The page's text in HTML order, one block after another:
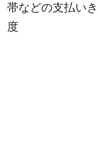
帯などの支払い
度